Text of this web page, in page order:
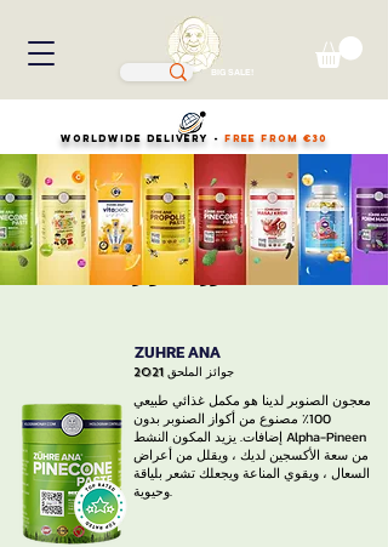
BIG SALE!
WORLDWIDE DELIVERY - FREE FROM €30
باستا كوز الصنوبر
ZUHRE ANA
جوائز الملحق 2021
معجون الصنوبر لدينا هو مكمل غذائي طبيعي
100٪ مصنوع من أكواز الصنوبر بدون
إضافات. يزيد المكون النشط Alpha-Pineen
من سعة الأكسجين لديك ، ويقلل من أعراض
السعال ، ويقوي المناعة ويجعلك تشعر بلياقة
وحيوية.